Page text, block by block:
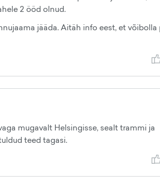
2 ööd olnud.
jääda. Aitäh info eest, et võibolla
mugavalt Helsingisse, sealt trammi ja
teed tagasi.